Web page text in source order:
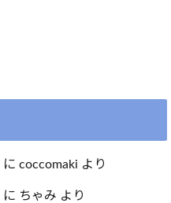
に coccomaki より
に ちゃみ より